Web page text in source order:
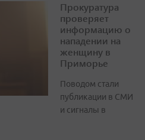
Прокуратура
проверяет
информацию о
нападении на
женщину в
Приморье
Поводом стали
публикации в СМИ
и сигналы в